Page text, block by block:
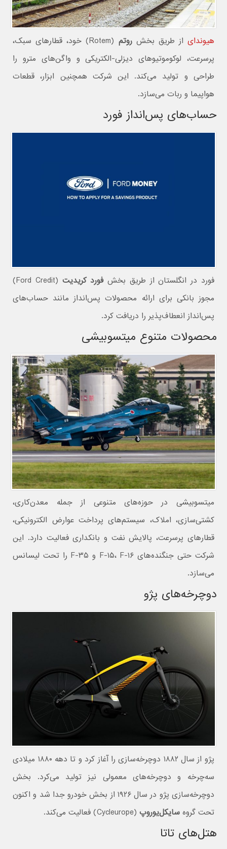
هیوندای از طریق بخشروتم
(Rotem) خود، قطارهای سبک،
پرسرعت، لوکوموتیوهای دیزلی-الکتریکی و واگن‌های مترو را
طراحی و تولید می‌کند. این شرکت همچنین ابزار، قطعات
هواپیما و ربات می‌سازد.
حساب‌های پس‌انداز فورد
فورد در انگلستان از طریق بخشفورد کریدیت
(Ford Credit)
مجوز بانکی برای ارائه محصولات پس‌انداز مانند حساب‌های
پس‌انداز انعطاف‌پذیر را دریافت کرد.
محصولات متنوع میتسوبیشی
میتسوبیشی در حوزه‌های متنوعی از جمله معدن‌کاری،
کشتی‌سازی، املاک، سیستم‌های پرداخت عوارض الکترونیکی،
قطارهای پرسرعت، پالایش نفت و بانکداری فعالیت دارد. این
شرکت حتی جنگنده‌های F-۱۵، F-۱۶ و F-۳۵ را تحت لیسانس
می‌سازد.
دوچرخه‌های پژو
پژو از سال ۱۸۸۲ دوچرخه‌سازی را آغاز کرد و تا دهه ۱۸۸۰ میلادی
سه‌چرخه و دوچرخه‌های معمولی نیز تولید می‌کرد. بخش
دوچرخه‌سازی پژو در سال ۱۹۲۶ از بخش خودرو جدا شد و اکنون
تحت گروهسایکل‌یوروپ (Cycleurope) فعالیت می‌کند.
هتل‌های تاتا